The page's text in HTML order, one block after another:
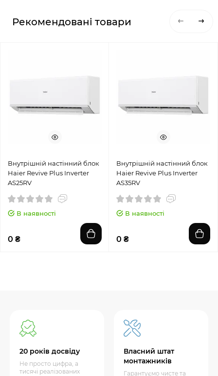
Рекомендовані товари
Внутрішній настінний блок
Haier Revive Plus Inverter
AS25RV
В наявності
0 ₴
Внутрішній настінний блок
Haier Revive Plus Inverter
AS35RV
В наявності
0 ₴
20 років досвіду
Не просто цифра, а
тисячі реалізованих
Власний штат
монтажників
Гарантуємо чисте та